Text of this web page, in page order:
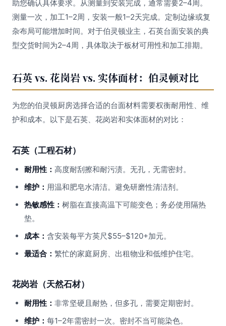
助您确认具体要求。从测量到安装完成，通常需要2–4周。
测量一次，加工1–2周，安装一般1–2天完成。定制边缘或复
杂布局可能增加时间。对于伯灵顿业主，石英台面安装的典
型交货时间为2–4周，具体取决于板材可用性和加工排期。
石英 vs. 花岗岩 vs. 实体面材：伯灵顿对比
为您的伯灵顿厨房选择合适的台面材料需要权衡耐用性、维
护和成本。以下是石英、花岗岩和实体面材的对比：
石英（工程石材）
耐用性： 高度耐刮擦和耐污渍。无孔，无需密封。
维护： 用温和肥皂水清洁。避免研磨性清洁剂。
热敏感性： 树脂在直接高温下可能变色；务必使用隔热
垫。
成本： 含安装每平方英尺$55–$120+加元。
最适合： 繁忙的家庭厨房、出租物业和低维护住宅。
花岗岩（天然石材）
耐用性： 非常坚硬且耐热，但多孔，需要定期密封。
维护： 每1–2年需密封一次。密封不当可能染色。